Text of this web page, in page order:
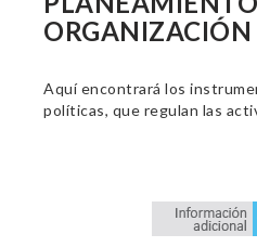
ORGANIZACIÓN
Aquí encontrará los
políticas, que regulan las